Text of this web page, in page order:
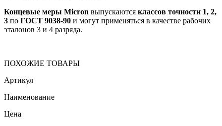
Концевые меры Micron выпускаются классов точности 1, 2,
3 по ГОСТ 9038-90 и могут применяться в качестве рабочих
эталонов 3 и 4 разряда.
ПОХОЖИЕ ТОВАРЫ
Артикул
Наименование
Цена